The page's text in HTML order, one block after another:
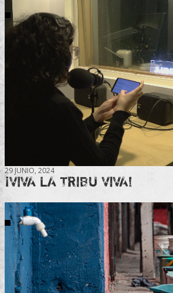
29 JUNIO, 2024
¡VIVA LA TRIBU VIVA!